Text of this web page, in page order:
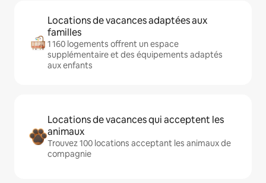
Locations de vacances adaptées aux
familles
1 160 logements offrent un espace
supplémentaire et des équipements adaptés
aux enfants
Locations de vacances qui acceptent les
animaux
Trouvez 100 locations acceptant les animaux de
compagnie